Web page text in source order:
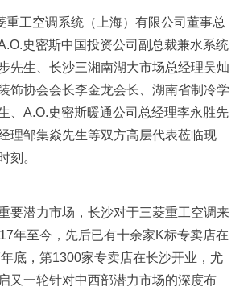
重工空调系统（上海）有限公司董事总
史密斯中国投资公司副总裁兼水系统
先生、长沙三湘南湖大市场总经理吴灿
饰协会会长李金龙会长、湖南省制冷学
、A.O.史密斯暖通公司总经理李永胜先
理邹集焱先生等双方高层代表莅临现
刻。
要潜力市场，长沙对于三菱重工空调来
年至今，先后已有十余家K标专卖店在
底，第1300家专卖店在长沙开业，尤
又一轮针对中西部潜力市场的深度布